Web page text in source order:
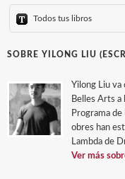
Todos tus libros
SOBRE YILONG LIU
Yilong Liu va
Belles Arts a
Programa
obres han
Lambda de
Ver más